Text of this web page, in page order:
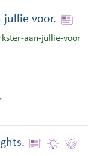
jullie voor.
aan-jullie-voor